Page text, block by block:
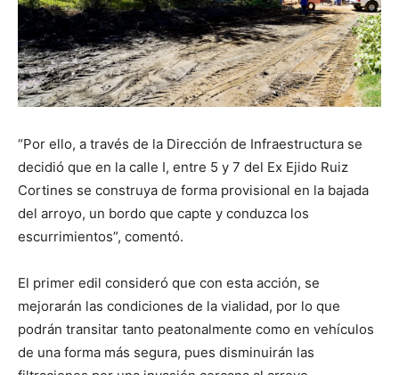
“Por ello, a través de la Dirección de Infraestructura se
decidió que en la calle I, entre 5 y 7 del Ex Ejido Ruiz
Cortines se construya de forma provisional en la bajada
del arroyo, un bordo que capte y conduzca los
escurrimientos”, comentó.
El primer edil consideró que con esta acción, se
mejorarán las condiciones de la vialidad, por lo que
podrán transitar tanto peatonalmente como en vehículos
de una forma más segura, pues disminuirán las